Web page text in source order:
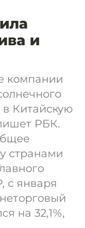
и
компании
Китайскую
РБК.
странами
с января
на 32,1%,